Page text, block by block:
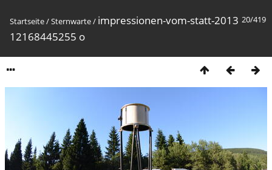
20/419
Startseite/Sternwarte/ impressionen-vom-statt-2013
12168445255 o